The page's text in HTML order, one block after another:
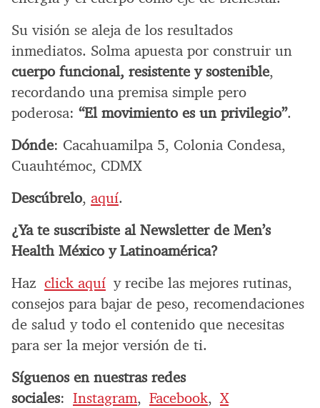
Su visión se aleja de los resultados
inmediatos. Solma apuesta por construir un
cuerpo funcional, resistente y sostenible,
recordando una premisa simple pero
poderosa: “El movimiento es un privilegio”.
Dónde: Cacahuamilpa 5, Colonia Condesa,
Cuauhtémoc, CDMX
Descúbrelo, aquí.
¿Ya te suscribiste al Newsletter de Men’s
Health México y Latinoamérica?
Haz click aquí y recibe las mejores rutinas,
consejos para bajar de peso, recomendaciones
de salud y todo el contenido que necesitas
para ser la mejor versión de ti.
Síguenos en nuestras redes
sociales: Instagram, Facebook,X